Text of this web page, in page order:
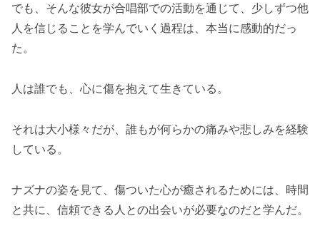
でも、そんな彼女が合唱部での活動を通じて、少しずつ他
人を信じることを学んでいく過程は、本当に感動的だっ
た。
人は誰でも、心に傷を抱えて生きている。
それは大小様々だが、誰もが何らかの痛みや悲しみを経験
している。
ナズナの姿を見て、傷ついた心が癒されるためには、時間
と共に、信頼できる人との出会いが必要なのだと学んだ。